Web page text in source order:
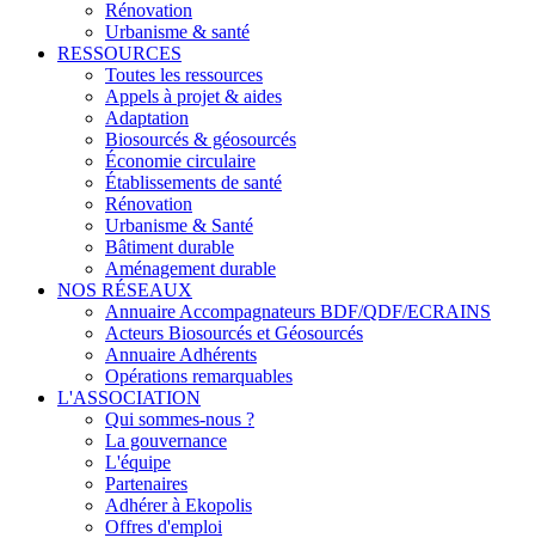
Rénovation
Urbanisme & santé
RESSOURCES
Toutes les ressources
Appels à projet & aides
Adaptation
Biosourcés & géosourcés
Économie circulaire
Établissements de santé
Rénovation
Urbanisme & Santé
Bâtiment durable
Aménagement durable
NOS RÉSEAUX
Annuaire Accompagnateurs BDF/QDF/ECRAINS
Acteurs Biosourcés et Géosourcés
Annuaire Adhérents
Opérations remarquables
L'ASSOCIATION
Qui sommes-nous ?
La gouvernance
L'équipe
Partenaires
Adhérer à Ekopolis
Offres d'emploi